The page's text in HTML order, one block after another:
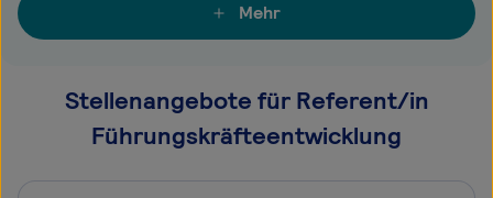
Mehr
Stellenangebote für Referent/in
Führungskräfteentwicklung